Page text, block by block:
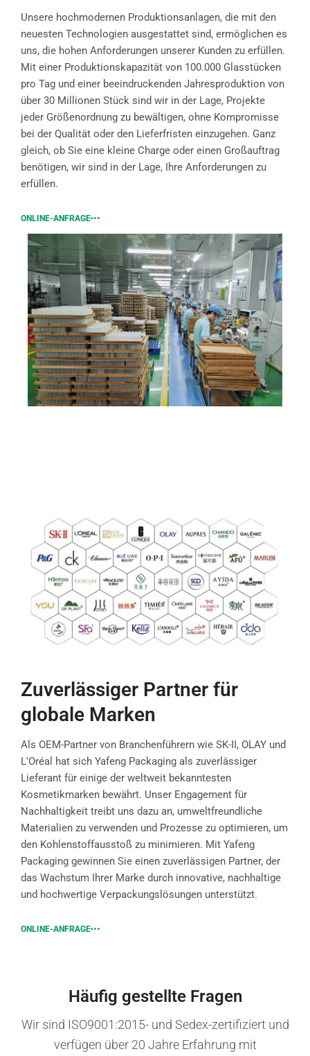
Unsere hochmodernen Produktionsanlagen, die mit den
neuesten Technologien ausgestattet sind, ermöglichen es
uns, die hohen Anforderungen unserer Kunden zu erfüllen.
Mit einer Produktionskapazität von 100.000 Glasstücken
pro Tag und einer beeindruckenden Jahresproduktion von
über 30 Millionen Stück sind wir in der Lage, Projekte
jeder Größenordnung zu bewältigen, ohne Kompromisse
bei der Qualität oder den Lieferfristen einzugehen. Ganz
gleich, ob Sie eine kleine Charge oder einen Großauftrag
benötigen, wir sind in der Lage, Ihre Anforderungen zu
erfüllen.
ONLINE-ANFRAGE
Zuverlässiger Partner für
globale Marken
Als OEM-Partner von Branchenführern wie SK-II, OLAY und
L'Oréal hat sich Yafeng Packaging als zuverlässiger
Lieferant für einige der weltweit bekanntesten
Kosmetikmarken bewährt. Unser Engagement für
Nachhaltigkeit treibt uns dazu an, umweltfreundliche
Materialien zu verwenden und Prozesse zu optimieren, um
den Kohlenstoffausstoß zu minimieren. Mit Yafeng
Packaging gewinnen Sie einen zuverlässigen Partner, der
das Wachstum Ihrer Marke durch innovative, nachhaltige
und hochwertige Verpackungslösungen unterstützt.
ONLINE-ANFRAGE
Häufig gestellte Fragen
Wir sind ISO9001:2015- und Sedex-zertifiziert und
verfügen über 20 Jahre Erfahrung mit